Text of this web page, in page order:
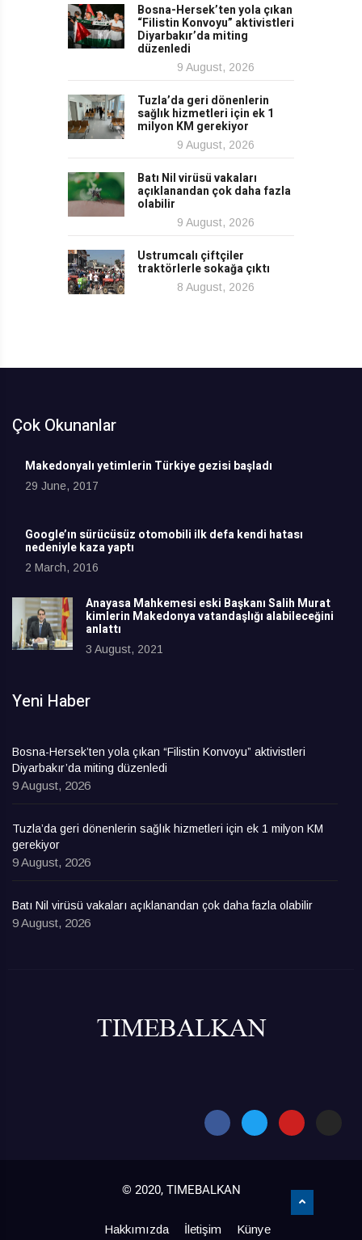
Bosna-Hersek’ten yola çıkan
“Filistin Konvoyu” aktivistleri
Diyarbakır’da miting
düzenledi
9 August, 2026
Tuzla’da geri dönenlerin
sağlık hizmetleri için ek 1
milyon KM gerekiyor
9 August, 2026
Batı Nil virüsü vakaları
açıklanandan çok daha fazla
olabilir
9 August, 2026
Ustrumcalı çiftçiler
traktörlerle sokağa çıktı
8 August, 2026
Çok Okunanlar
Makedonyalı yetimlerin Türkiye gezisi başladı
29 June, 2017
Google’ın sürücüsüz otomobili ilk defa kendi hatası
nedeniyle kaza yaptı
2 March, 2016
Anayasa Mahkemesi eski Başkanı Salih Murat
kimlerin Makedonya vatandaşlığı alabileceğini
anlattı
3 August, 2021
Yeni Haber
Bosna-Hersek’ten yola çıkan “Filistin Konvoyu” aktivistleri
Diyarbakır’da miting düzenledi
9 August, 2026
Tuzla’da geri dönenlerin sağlık hizmetleri için ek 1 milyon KM
gerekiyor
9 August, 2026
Batı Nil virüsü vakaları açıklanandan çok daha fazla olabilir
9 August, 2026
© 2020, TIMEBALKAN
Hakkımızda İletişim Künye